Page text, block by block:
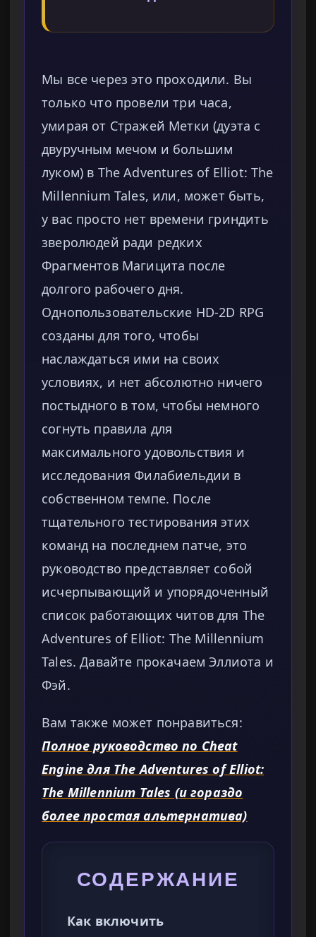
Мы все через это проходили. Вы
только что провели три часа,
умирая от Стражей Метки (дуэта с
двуручным мечом и большим
луком) в The Adventures of Elliot: The
Millennium Tales, или, может быть,
у вас просто нет времени гриндить
зверолюдей ради редких
Фрагментов Магицита после
долгого рабочего дня.
Однопользовательские HD-2D RPG
созданы для того, чтобы
наслаждаться ими на своих
условиях, и нет абсолютно ничего
постыдного в том, чтобы немного
согнуть правила для
максимального удовольствия и
исследования Филабиельдии в
собственном темпе. После
тщательного тестирования этих
команд на последнем патче, это
руководство представляет собой
исчерпывающий и упорядоченный
список работающих читов для The
Adventures of Elliot: The Millennium
Tales. Давайте прокачаем Эллиота и
Фэй.
Вам также может понравиться:
Полное руководство по Cheat
Engine для The Adventures of Elliot:
The Millennium Tales (и гораздо
более простая альтернатива)
СОДЕРЖАНИЕ
Как включить